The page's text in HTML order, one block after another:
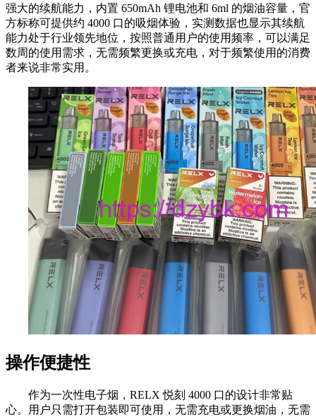
强大的续航能力，内置 650mAh 锂电池和 6ml 的烟油容量，官
方标称可提供约 4000 口的吸烟体验，实测数据也显示其续航
能力处于行业领先地位，按照普通用户的使用频率，可以满足
数周的使用需求，无需频繁更换或充电，对于频繁使用的消费
者来说非常实用。
操作便捷性
作为一次性电子烟，RELX 悦刻 4000 口的设计非常贴
心。用户只需打开包装即可使用，无需充电或更换烟油，无需